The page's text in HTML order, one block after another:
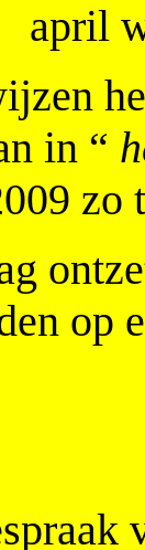
april
in “
zo
op